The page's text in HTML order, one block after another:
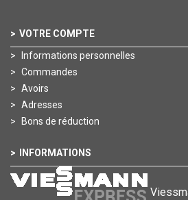
VOTRE COMPTE
Informations personnelles
Commandes
Avoirs
Adresses
Bons de réduction
INFORMATIONS